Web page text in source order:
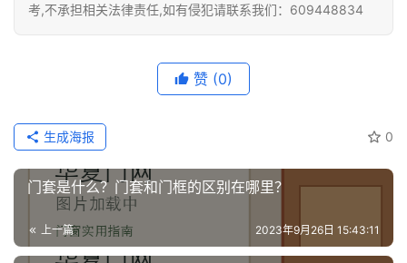
考,不承担相关法律责任,如有侵犯请联系我们：609448834
赞 (0)
0
生成海报
门套是什么？门套和门框的区别在哪里？
上一篇 2023年9月26日 15:43:11